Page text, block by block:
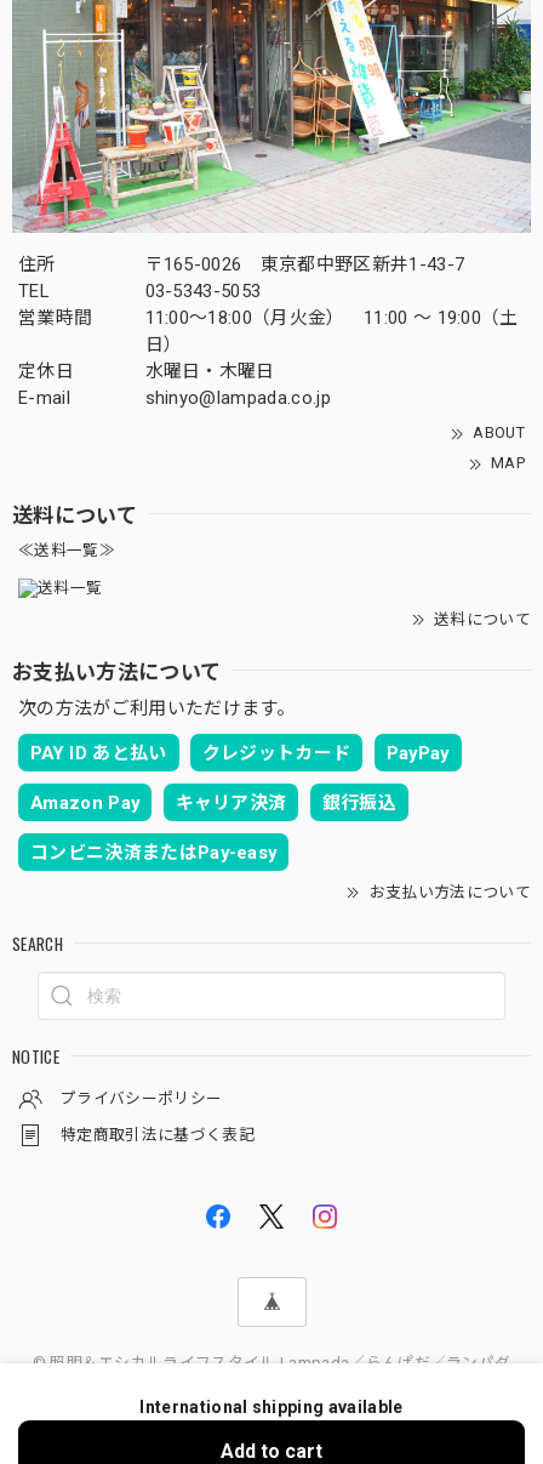
住所
〒165-0026 東京都中野区新井1-43-7
TEL
03-5343-5053
営業時間
11:00～18:00（月火金） 11:00 ～ 19:00（土
日）
定休日
水曜日・木曜日
E-mail
shinyo@lampada.co.jp
ABOUT
MAP
送料について
≪送料一覧≫
送料について
お支払い方法について
次の方法がご利用いただけます。
PAY ID あと払い クレジットカード PayPay
Amazon Pay キャリア決済 銀行振込
コンビニ決済またはPay-easy
お支払い方法について
SEARCH
NOTICE
プライバシーポリシー
特定商取引法に基づく表記
© 照明＆エシカルライフスタイル Lampada／らんぱだ／ランパダ
International shipping available
Add to cart